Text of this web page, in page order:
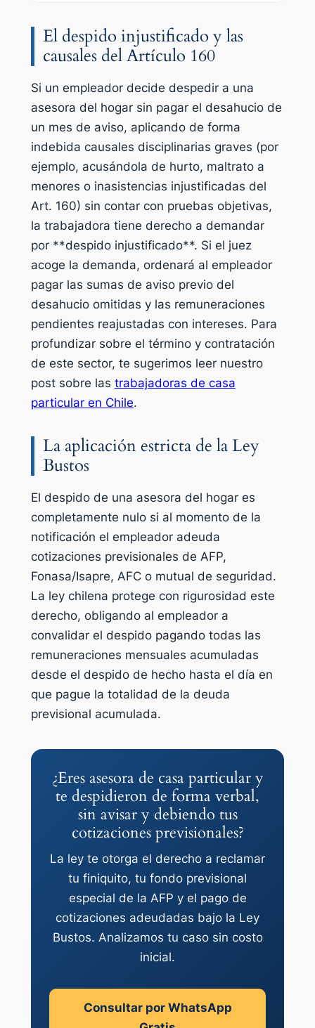
El despido injustificado y las
causales del Artículo 160
Si un empleador decide despedir a una
asesora del hogar sin pagar el desahucio de
un mes de aviso, aplicando de forma
indebida causales disciplinarias graves (por
ejemplo, acusándola de hurto, maltrato a
menores o inasistencias injustificadas del
Art. 160) sin contar con pruebas objetivas,
la trabajadora tiene derecho a demandar
por **despido injustificado**. Si el juez
acoge la demanda, ordenará al empleador
pagar las sumas de aviso previo del
desahucio omitidas y las remuneraciones
pendientes reajustadas con intereses. Para
profundizar sobre el término y contratación
de este sector, te sugerimos leer nuestro
post sobre las trabajadoras de casa
particular en Chile.
La aplicación estricta de la Ley
Bustos
El despido de una asesora del hogar es
completamente nulo si al momento de la
notificación el empleador adeuda
cotizaciones previsionales de AFP,
Fonasa/Isapre, AFC o mutual de seguridad.
La ley chilena protege con rigurosidad este
derecho, obligando al empleador a
convalidar el despido pagando todas las
remuneraciones mensuales acumuladas
desde el despido de hecho hasta el día en
que pague la totalidad de la deuda
previsional acumulada.
¿Eres asesora de casa particular y
te despidieron de forma verbal,
sin avisar y debiendo tus
cotizaciones previsionales?
La ley te otorga el derecho a reclamar
tu finiquito, tu fondo previsional
especial de la AFP y el pago de
cotizaciones adeudadas bajo la Ley
Bustos. Analizamos tu caso sin costo
inicial.
Consultar por WhatsApp